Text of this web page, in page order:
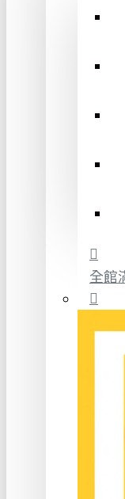
全館